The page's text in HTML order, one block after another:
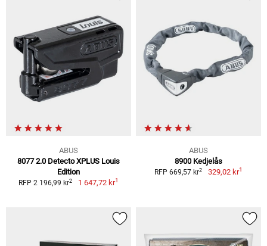
ABUS
8077 2.0 Detecto XPLUS Louis
Edition
RFP 2 196,99 kr2 1 647,72 kr1
ABUS
8900 Kedjelås
RFP 669,57 kr2 329,02 kr1